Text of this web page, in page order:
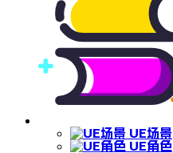
UE场景
UE角色